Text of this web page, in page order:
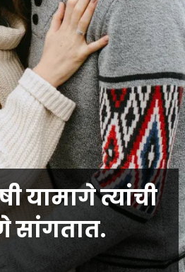
यामागे त्यांची
सांगतात.